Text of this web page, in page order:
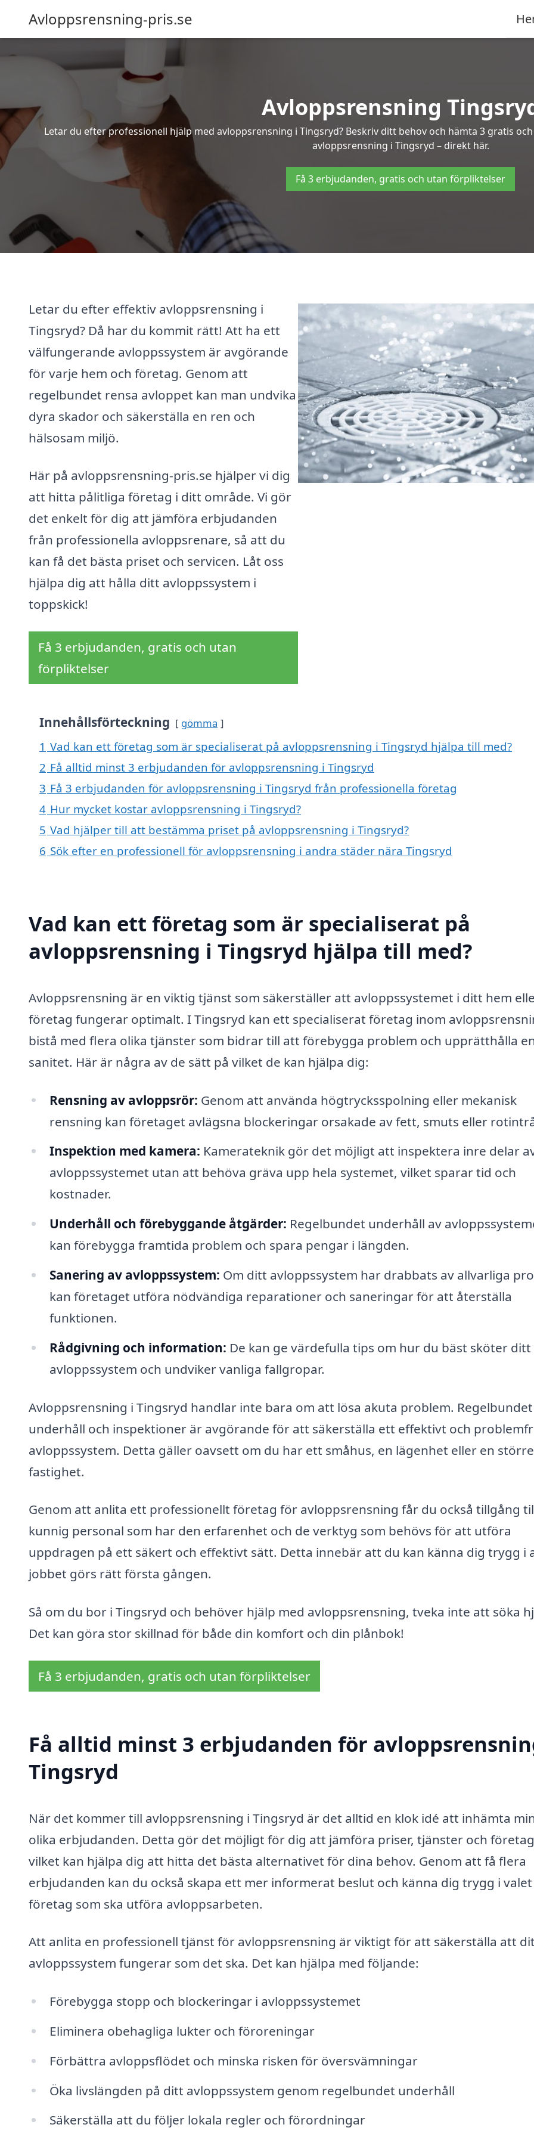
Avloppsrensning-pris.se
Avloppsrensning
Letar du efter professionell hjälp med avloppsrensning i Tingsryd? Beskriv ditt behov och hämta 3 gratis
avloppsrensning i Tingsryd – direkt här.
Få 3 erbjudanden, gratis och utan förpliktelser
Letar du efter effektiv avloppsrensning i
Tingsryd? Då har du kommit rätt! Att ha ett
välfungerande avloppssystem är avgörande
för varje hem och företag. Genom att
regelbundet rensa avloppet kan man undvika
dyra skador och säkerställa en ren och
hälsosam miljö.
Här på avloppsrensning-pris.se hjälper vi dig
att hitta pålitliga företag i ditt område. Vi gör
det enkelt för dig att jämföra erbjudanden
från professionella avloppsrenare, så att du
kan få det bästa priset och servicen. Låt oss
hjälpa dig att hålla ditt avloppssystem i
toppskick!
Få 3 erbjudanden, gratis och utan
förpliktelser
Innehållsförteckning gömma
1 Vad kan ett företag som är specialiserat på avloppsrensning i Tingsryd hjälpa till med?
2 Få alltid minst 3 erbjudanden för avloppsrensning i Tingsryd
3 Få 3 erbjudanden för avloppsrensning i Tingsryd från professionella företag
4 Hur mycket kostar avloppsrensning i Tingsryd?
5 Vad hjälper till att bestämma priset på avloppsrensning i Tingsryd?
6 Sök efter en professionell för avloppsrensning i andra städer nära Tingsryd
Vad kan ett företag som är specialiserat på
avloppsrensning i Tingsryd hjälpa till med?
Avloppsrensning är en viktig tjänst som säkerställer att avloppssystemet i ditt hem
företag fungerar optimalt. I Tingsryd kan ett specialiserat företag inom
bistå med flera olika tjänster som bidrar till att förebygga problem och upprätthålla
sanitet. Här är några av de sätt på vilket de kan hjälpa dig:
Rensning av avloppsrör: Genom att använda högtrycksspolning eller mekanisk
rensning kan företaget avlägsna blockeringar orsakade av fett, smuts eller
Inspektion med kamera: Kamerateknik gör det möjligt att inspektera inre delar
avloppssystemet utan att behöva gräva upp hela systemet, vilket sparar tid och
kostnader.
Underhåll och förebyggande åtgärder: Regelbundet underhåll av
kan förebygga framtida problem och spara pengar i längden.
Sanering av avloppssystem: Om ditt avloppssystem har drabbats av allvarliga
kan företaget utföra nödvändiga reparationer och saneringar för att återställa
funktionen.
Rådgivning och information: De kan ge värdefulla tips om hur du bäst sköter ditt
avloppssystem och undviker vanliga fallgropar.
Avloppsrensning i Tingsryd handlar inte bara om att lösa akuta problem. Regelbundet
underhåll och inspektioner är avgörande för att säkerställa ett effektivt och
avloppssystem. Detta gäller oavsett om du har ett småhus, en lägenhet eller en större
fastighet.
Genom att anlita ett professionellt företag för avloppsrensning får du också tillgång
kunnig personal som har den erfarenhet och de verktyg som behövs för att utföra
uppdragen på ett säkert och effektivt sätt. Detta innebär att du kan känna dig trygg i
jobbet görs rätt första gången.
Så om du bor i Tingsryd och behöver hjälp med avloppsrensning, tveka inte att söka
Det kan göra stor skillnad för både din komfort och din plånbok!
Få 3 erbjudanden, gratis och utan förpliktelser
Få alltid minst 3 erbjudanden för
Tingsryd
När det kommer till avloppsrensning i Tingsryd är det alltid en klok idé att inhämta
olika erbjudanden. Detta gör det möjligt för dig att jämföra priser, tjänster och
vilket kan hjälpa dig att hitta det bästa alternativet för dina behov. Genom att få flera
erbjudanden kan du också skapa ett mer informerat beslut och känna dig trygg i
företag som ska utföra avloppsarbeten.
Att anlita en professionell tjänst för avloppsrensning är viktigt för att säkerställa att
avloppssystem fungerar som det ska. Det kan hjälpa med följande:
Förebygga stopp och blockeringar i avloppssystemet
Eliminera obehagliga lukter och föroreningar
Förbättra avloppsflödet och minska risken för översvämningar
Öka livslängden på ditt avloppssystem genom regelbundet underhåll
Säkerställa att du följer lokala regler och förordningar